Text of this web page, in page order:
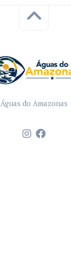
Águas do Amazonas